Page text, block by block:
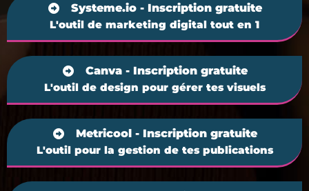
Systeme.io - Inscription gratuite
L'outil de marketing digital tout en 1
Canva - Inscription gratuite
L'outil de design pour gérer tes visuels
Metricool - Inscription gratuite
L'outil pour la gestion de tes publications